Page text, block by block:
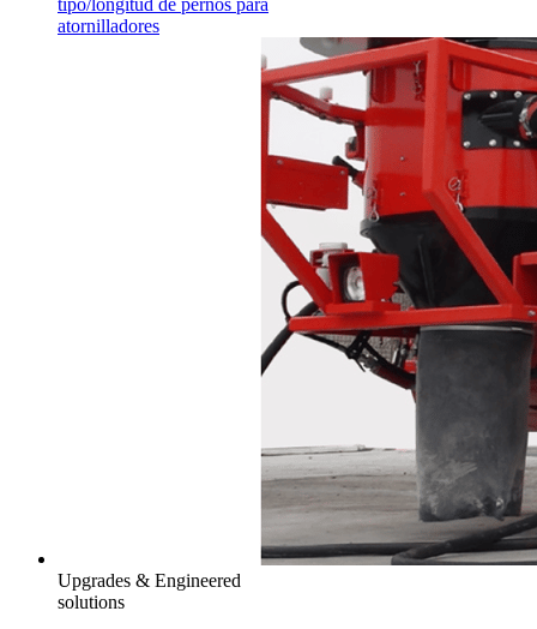
tipo/longitud de pernos para
atornilladores
Upgrades & Engineered
solutions